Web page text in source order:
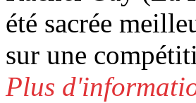
été sacrée
sur une
Plus